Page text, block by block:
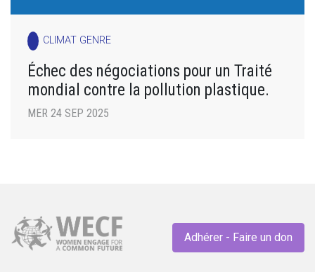
CLIMAT GENRE
Échec des négociations pour un Traité
mondial contre la pollution plastique.
MER 24 SEP 2025
Adhérer - Faire un don